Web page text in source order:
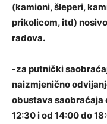
(kamioni, šleperi,
prikolicom, itd)
radova.
-za putnički
naizmjenično
obustava saobraćaja
12:30 i od 14:00 do